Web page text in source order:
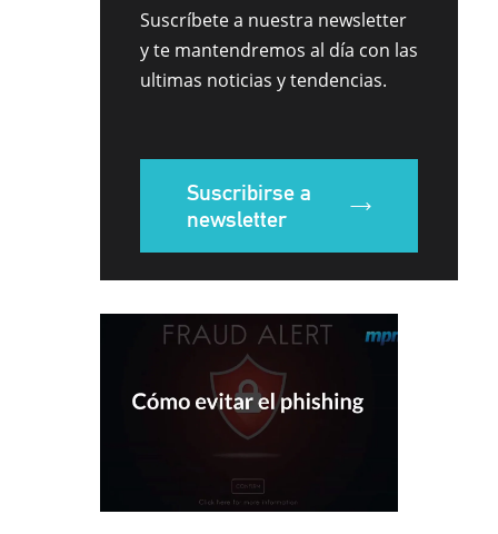
Suscríbete a nuestra newsletter
y te mantendremos al día con las
ultimas noticias y tendencias.
Suscribirse a
newsletter